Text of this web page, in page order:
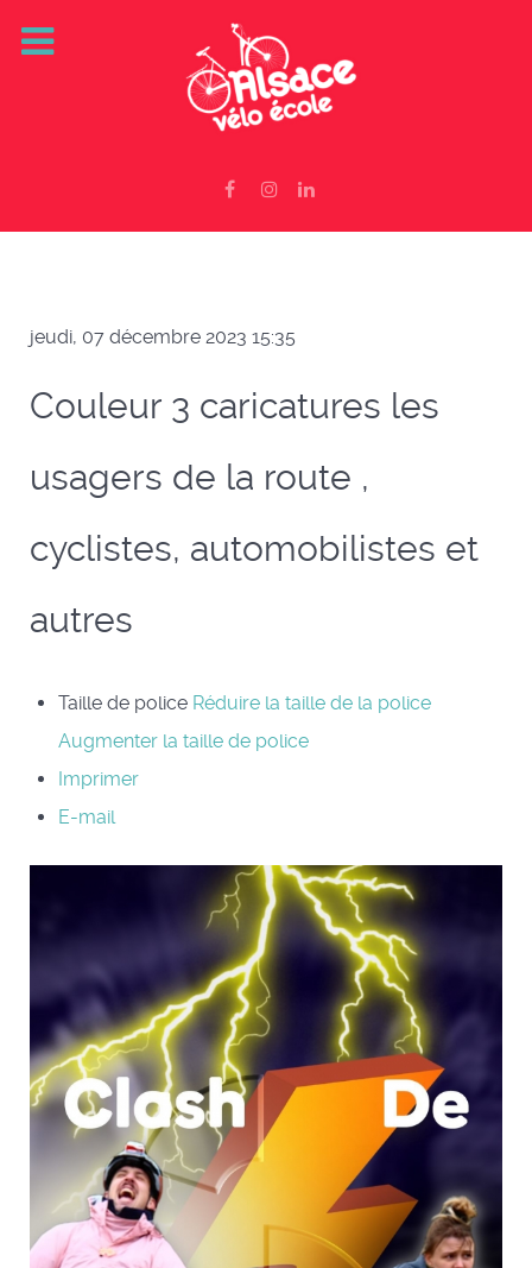
jeudi, 07 décembre 2023 15:35
Couleur 3 caricatures les
usagers de la route ,
cyclistes, automobilistes et
autres
Taille de police Réduire la taille de la police
Augmenter la taille de police
Imprimer
E-mail